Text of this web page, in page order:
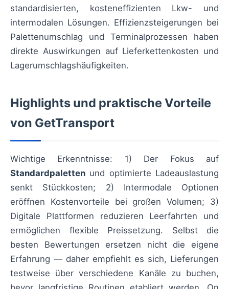
standardisierten, kosteneffizienten Lkw- und
intermodalen Lösungen. Effizienzsteigerungen bei
Palettenumschlag und Terminalprozessen haben
direkte Auswirkungen auf Lieferkettenkosten und
Lagerumschlagshäufigkeiten.
Highlights und praktische Vorteile
von GetTransport
Wichtige Erkenntnisse: 1) Der Fokus auf
Standardpaletten und optimierte Ladeauslastung
senkt Stückkosten; 2) Intermodale Optionen
eröffnen Kostenvorteile bei großen Volumen; 3)
Digitale Plattformen reduzieren Leerfahrten und
ermöglichen flexible Preissetzung. Selbst die
besten Bewertungen ersetzen nicht die eigene
Erfahrung — daher empfiehlt es sich, Lieferungen
testweise über verschiedene Kanäle zu buchen,